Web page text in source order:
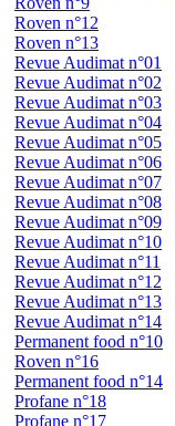
Roven n°12
Roven n°13
Revue Audimat n°01
Revue Audimat n°02
Revue Audimat n°03
Revue Audimat n°04
Revue Audimat n°05
Revue Audimat n°06
Revue Audimat n°07
Revue Audimat n°08
Revue Audimat n°09
Revue Audimat n°10
Revue Audimat n°11
Revue Audimat n°12
Revue Audimat n°13
Revue Audimat n°14
Permanent food n°10
Roven n°16
Permanent food n°14
Profane n°18
Profane n°17